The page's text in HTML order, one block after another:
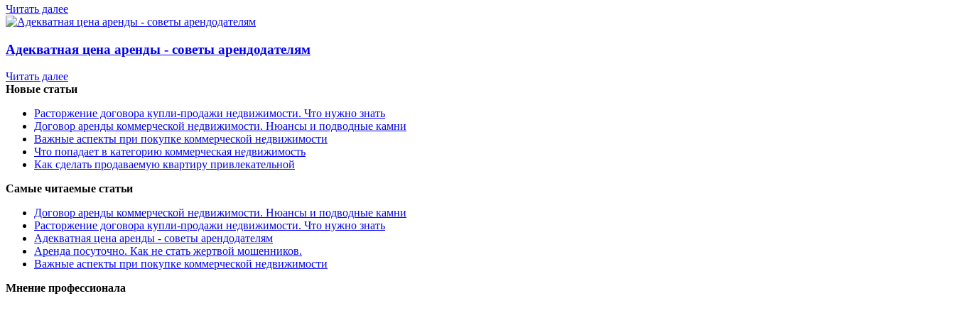
Читать далее
Адекватная цена аренды - советы арендодателям
Читать далее
Новые статьи
Расторжение договора купли-продажи недвижимости. Что нужно знать
Договор аренды коммерческой недвижимости. Нюансы и подводные камни
Важные аспекты при покупке коммерческой недвижимости
Что попадает в категорию коммерческая недвижимость
Как сделать продаваемую квартиру привлекательной
Самые читаемые статьи
Договор аренды коммерческой недвижимости. Нюансы и подводные камни
Расторжение договора купли-продажи недвижимости. Что нужно знать
Адекватная цена аренды - советы арендодателям
Аренда посуточно. Как не стать жертвой мошенников.
Важные аспекты при покупке коммерческой недвижимости
Мнение профессионала